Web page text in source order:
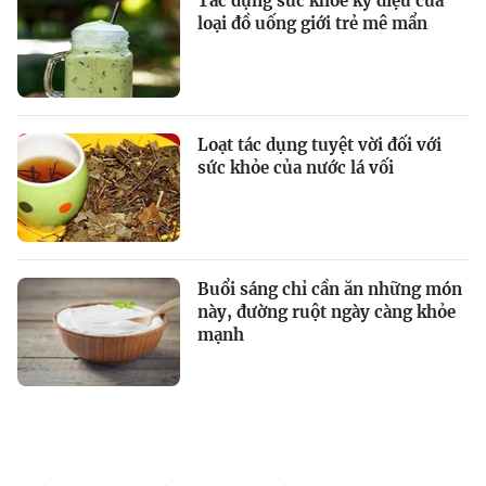
loại đồ uống giới trẻ mê mẩn
Loạt tác dụng tuyệt vời đối với
sức khỏe của nước lá vối
Buổi sáng chỉ cần ăn những món
này, đường ruột ngày càng khỏe
mạnh